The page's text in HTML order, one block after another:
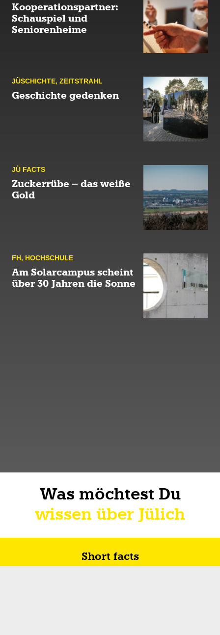
Kooperationspartner:
Schauspiel und
Seniorenheime
JÜ­SCHICHTE, ZEIT­STRAHL
Geschichte gedenken
JÜ FACTS
Zuckerrübe – das weiße
Gold
FH, HOCH­SCHULE
Am Solarcampus scheint
über 30 Jahren die Sonne
Was möchtest Du
wissen über Jülich
Short facts